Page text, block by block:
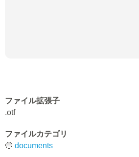
ファイル拡張子
.otf
ファイルカテゴリ
🔵 documents